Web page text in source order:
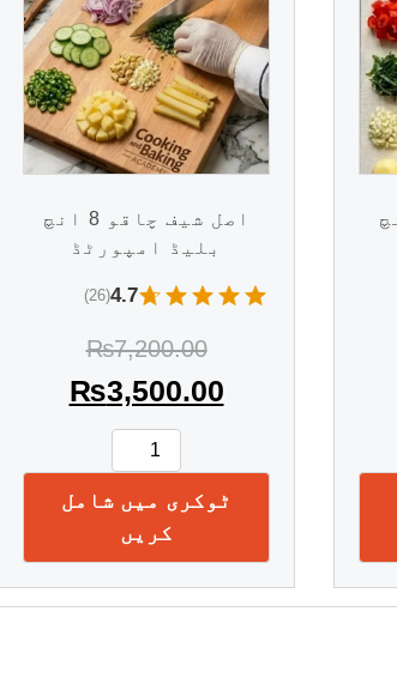
6 انچ
اصل شیف چاقو 8 انچ
بلیڈ امپورٹڈ
4.7
(26)
₨7,200.00
₨3,500.00
ٹوکری میں شامل
کریں